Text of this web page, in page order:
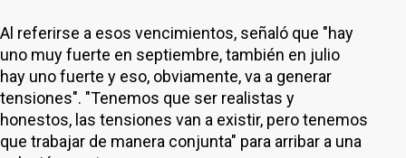
Al referirse a esos vencimientos, señaló que "hay
uno muy fuerte en septiembre, también en julio
hay uno fuerte y eso, obviamente, va a generar
tensiones". "Tenemos que ser realistas y
honestos, las tensiones van a existir, pero tenemos
que trabajar de manera conjunta" para arribar a una